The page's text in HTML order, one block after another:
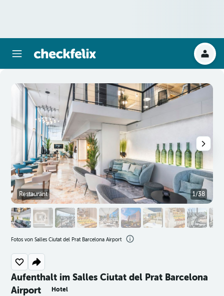
Aufenthalt im Salles Ciutat del Prat Barcelona
Airport
Hotel
Restaurant 1/38
Fotos von Salles Ciutat del Prat Barcelona Airport